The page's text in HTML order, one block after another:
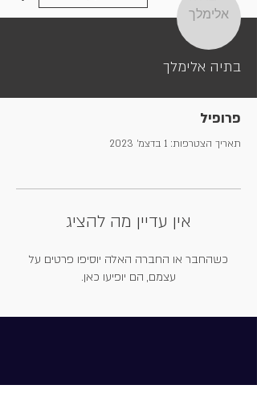
בתיה אלימלך
פרופיל
תאריך הצטרפות: 1 בדצמ׳ 2023
אין עדיין מה להציג
כשהחבר או החברה האלה יוסיפו פרטים על
עצמם, הם יופיעו כאן.